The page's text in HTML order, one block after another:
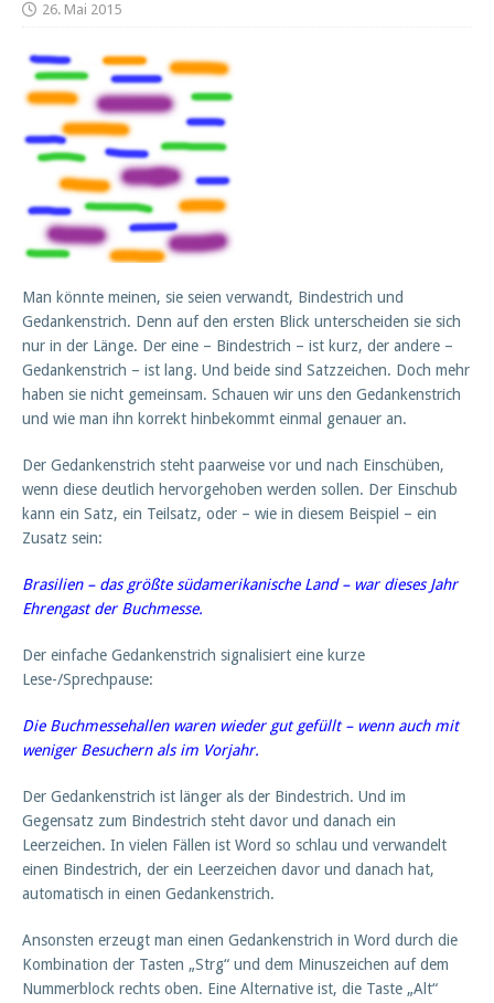
26. Mai 2015
Man könnte meinen, sie seien verwandt, Bindestrich und
Gedankenstrich. Denn auf den ersten Blick unterscheiden sie sich
nur in der Länge. Der eine – Bindestrich – ist kurz, der andere –
Gedankenstrich – ist lang. Und beide sind Satzzeichen. Doch mehr
haben sie nicht gemeinsam. Schauen wir uns den Gedankenstrich
und wie man ihn korrekt hinbekommt einmal genauer an.
Der Gedankenstrich steht paarweise vor und nach Einschüben,
wenn diese deutlich hervorgehoben werden sollen. Der Einschub
kann ein Satz, ein Teilsatz, oder – wie in diesem Beispiel – ein
Zusatz sein:
Brasilien – das größte südamerikanische Land – war dieses Jahr
Ehrengast der Buchmesse.
Der einfache Gedankenstrich signalisiert eine kurze
Lese-/Sprechpause:
Die Buchmessehallen waren wieder gut gefüllt – wenn auch mit
weniger Besuchern als im Vorjahr.
Der Gedankenstrich ist länger als der Bindestrich. Und im
Gegensatz zum Bindestrich steht davor und danach ein
Leerzeichen. In vielen Fällen ist Word so schlau und verwandelt
einen Bindestrich, der ein Leerzeichen davor und danach hat,
automatisch in einen Gedankenstrich.
Ansonsten erzeugt man einen Gedankenstrich in Word durch die
Kombination der Tasten „Strg“ und dem Minuszeichen auf dem
Nummerblock rechts oben. Eine Alternative ist, die Taste „Alt“